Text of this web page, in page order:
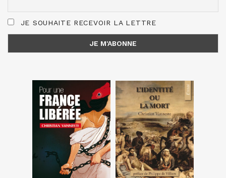
JE SOUHAITE RECEVOIR LA LETTRE